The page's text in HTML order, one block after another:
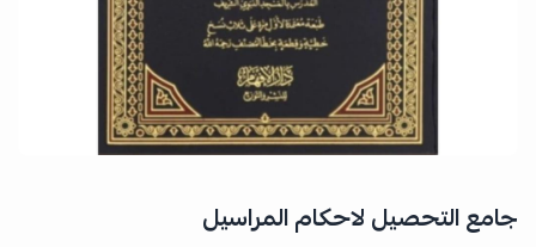
جامع التحصيل لاحكام المراسيل